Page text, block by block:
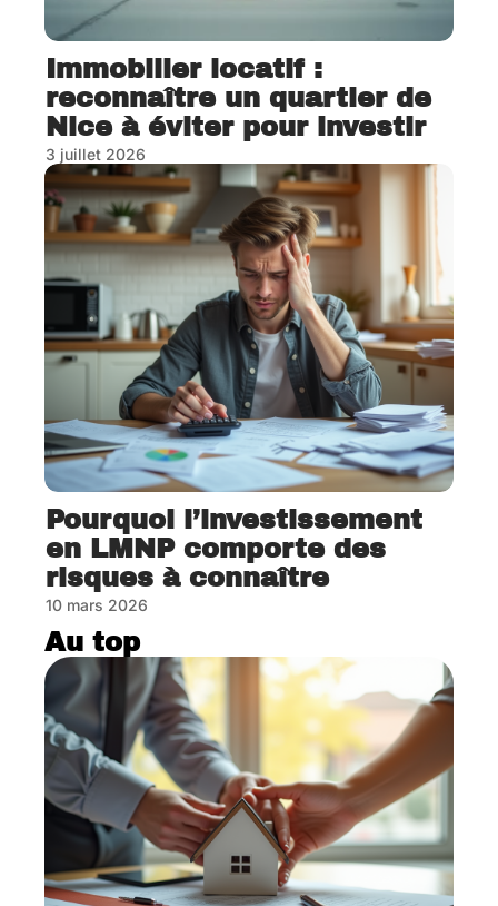
Immobilier locatif :
reconnaître un quartier de
Nice à éviter pour investir
3 juillet 2026
Pourquoi l’investissement
en LMNP comporte des
risques à connaître
10 mars 2026
Au top